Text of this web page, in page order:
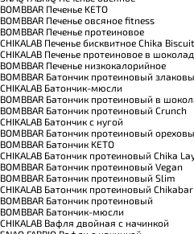
BOMBBAR Печенье KETO
BOMBBAR Печенье овсяное fitness
BOMBBAR Печенье протеиновое
CHIKALAB Печенье бисквитное Chika Biscuit
CHIKALAB Печенье протеиновое в
BOMBBAR Печенье низкокалорийное
BOMBBAR Батончик протеиновый
CHIKALAB Батончик-мюсли
BOMBBAR Батончик протеиновый в
BOMBBAR Батончик протеиновый Crunch
CHIKALAB Батончик с нугой
BOMBBAR Батончик протеиновый
BOMBBAR Батончик KETO
CHIKALAB Батончик протеиновый Chika
BOMBBAR Батончик протеиновый Vegan
BOMBBAR Батончик протеиновый Slim
CHIKALAB Батончик протеиновый Chikabar
BOMBBAR Батончик протеиновый
BOMBBAR Батончик-мюсли
CHIKALAB Вафля двойная с начинкой